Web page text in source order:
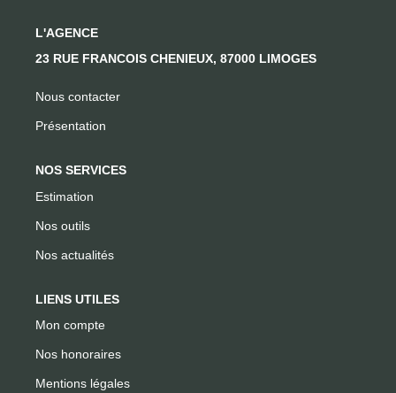
L'AGENCE
23 RUE FRANCOIS CHENIEUX, 87000 LIMOGES
Nous contacter
Présentation
NOS SERVICES
Estimation
Nos outils
Nos actualités
LIENS UTILES
Mon compte
Nos honoraires
Mentions légales